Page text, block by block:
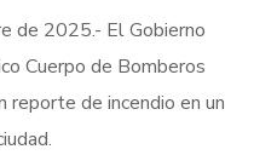
de 2025.- El Gobierno
Cuerpo de Bomberos
reporte de incendio en un